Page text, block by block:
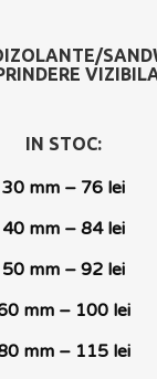
IN STOC:
30 mm – 76 lei
40 mm – 84 lei
50 mm – 92 lei
mm – 100 lei
mm – 115 lei